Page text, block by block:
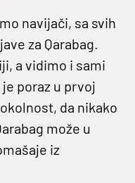
navijači, sa svih
za Qarabag.
a vidimo i sami
poraz u prvoj
da nikako
može u
iz